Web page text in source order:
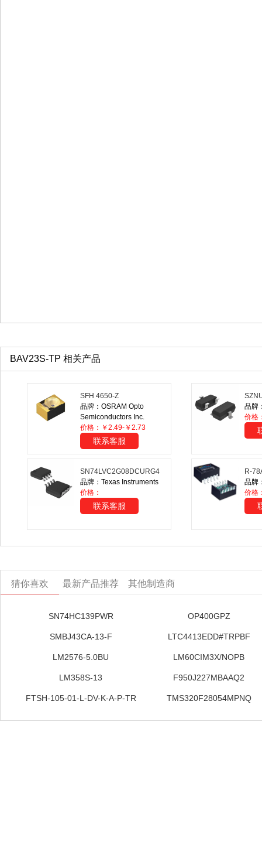
BAV23S-TP 相关产品
SFH 4650-Z
品牌：OSRAM Opto
Semiconductors Inc.
价格：￥2.49-￥2.73
联系客服
品牌
价格
SN74LVC2G08DCURG4
品牌：Texas Instruments
价格：
联系客服
R-
品牌
价格
猜你喜欢 最新产品推荐 其他制造商
SN74HC139PWR OP400GPZ
SMBJ43CA-13-F LTC4413EDD#TRPBF
LM2576-5.0BU LM60CIM3X/NOPB
LM358S-13 F950J227MBAAQ2
FTSH-105-01-L-DV-K-A-P-TR TMS320F28054MPNQ